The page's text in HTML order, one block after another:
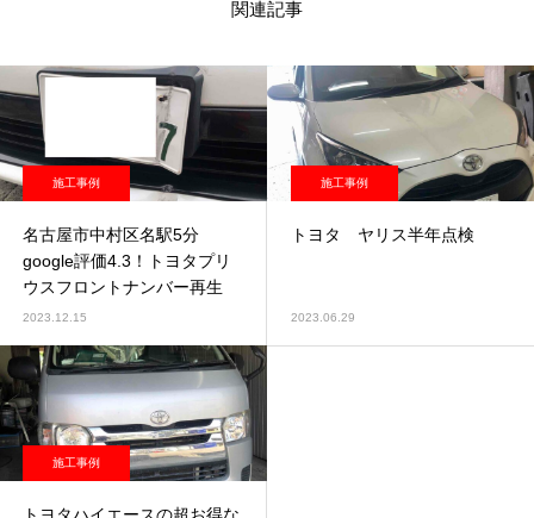
関連記事
施工事例
名古屋市中村区名駅5分
google評価4.3！トヨタプリ
ウスフロントナンバー再生
2023.12.15
施工事例
トヨタ ヤリス半年点検
2023.06.29
施工事例